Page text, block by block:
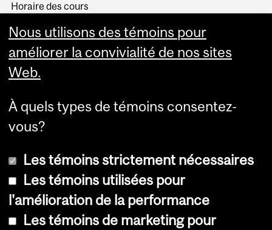
Horaire des cours
Services aux étudiants
© Université McGill, 2026
Nous utilisons des témoins pour
améliorer la convivialité de nos sites
Web.
À quels types de témoins consentez-
vous?
Les témoins strictement nécessaires
Les témoins utilisées pour
l'amélioration de la performance
Les témoins de marketing pour